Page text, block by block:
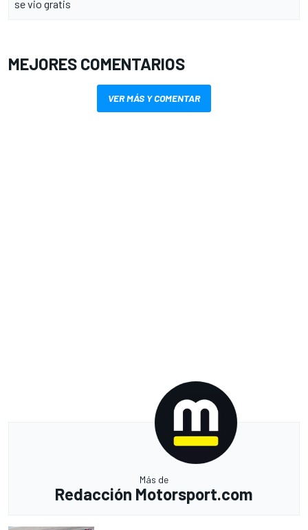
se vio gratis
MEJORES COMENTARIOS
VER MÁS Y COMENTAR
Más de
Redacción Motorsport.com